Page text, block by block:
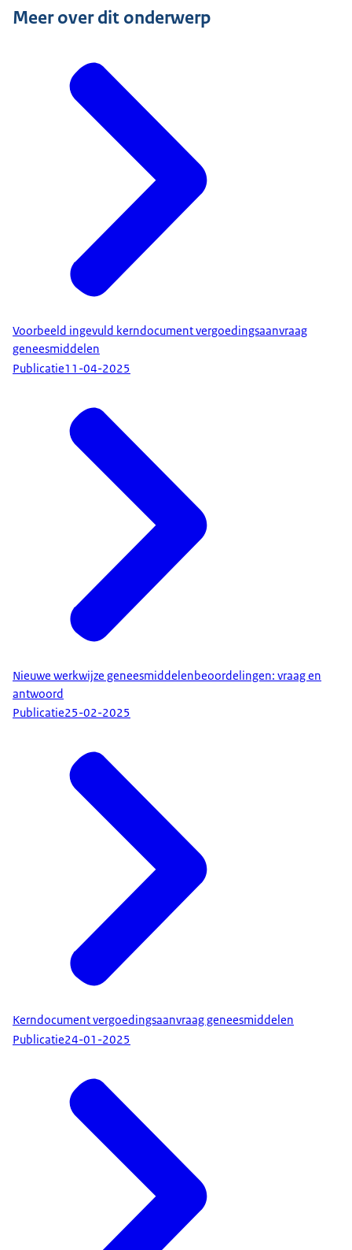
Meer over dit onderwerp
Voorbeeld ingevuld kerndocument vergoedingsaanvraag
geneesmiddelen
Publicatie11-04-2025
Nieuwe werkwijze geneesmiddelenbeoordelingen: vraag en
antwoord
Publicatie25-02-2025
Kerndocument vergoedingsaanvraag geneesmiddelen
Publicatie24-01-2025